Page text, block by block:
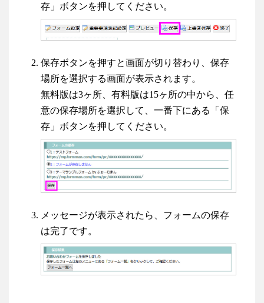
存」ボタンを押してください。
保存ボタンを押すと画面が切り替わり、保存
場所を選択する画面が表示されます。
無料版は3ヶ所、有料版は15ヶ所の中から、任
意の保存場所を選択して、一番下にある「保
存」ボタンを押してください。
メッセージが表示されたら、フォームの保存
は完了です。